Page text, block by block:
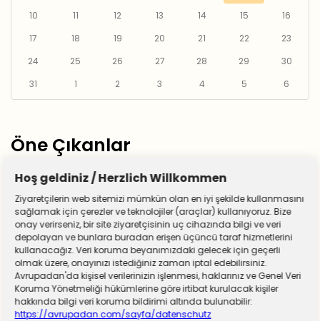
10 11 12 13 14 15
16
17
18 19 20 21 22
23
24
25 26 27 28 29
30
31
1 2 3 4 5 6
Öne Çıkanlar
Hoş geldiniz / Herzlich Willkommen
Ziyaretçilerin web sitemizi mümkün olan en iyi şekilde kullanmasını
sağlamak için çerezler ve teknolojiler (araçlar) kullanıyoruz. Bize
onay verirseniz, bir site ziyaretçisinin uç cihazında bilgi ve veri
depolayan ve bunlara buradan erişen üçüncü taraf hizmetlerini
kullanacağız. Veri koruma beyanımızdaki gelecek için geçerli
olmak üzere, onayınızı istediğiniz zaman iptal edebilirsiniz.
Avrupadan'da kişisel verilerinizin işlenmesi, haklarınız ve Genel Veri
Koruma Yönetmeliği hükümlerine göre irtibat kurulacak kişiler
hakkında bilgi veri koruma bildirimi altında bulunabilir:
https://avrupadan.com/sayfa/datenschutz